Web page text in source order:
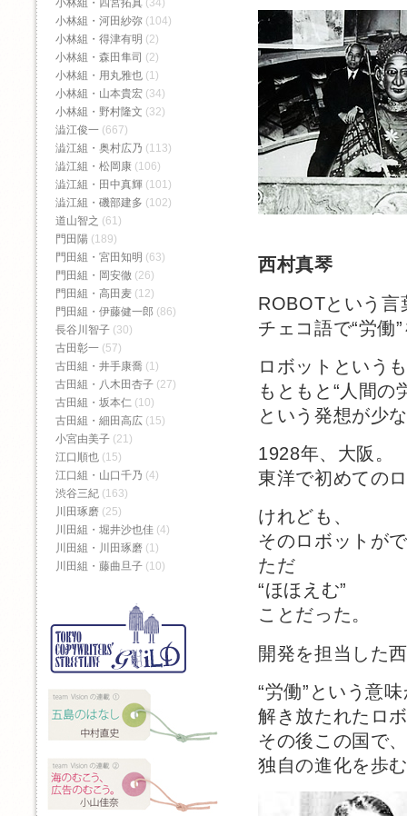
西村真琴
ROBOTという言
チェコ語で“労働
ロボットという
もともと“人間の
という発想が少
1928年、大阪。
東洋で初めての
けれども、
そのロボットが
ただ
“ほほえむ”
ことだった。
開発を担当した
“労働”という意
解き放たれたロ
その後この国で
独自の進化を歩
小林組・四宮拓真 (34)
小林組・河田紗弥 (104)
小林組・得津有明 (2)
小林組・森田隼司 (2)
小林組・用丸雅也 (1)
小林組・山本貴宏 (34)
小林組・野村隆文 (32)
澁江俊一 (667)
澁江組・奥村広乃 (113)
澁江組・松岡康 (106)
澁江組・田中真輝 (101)
澁江組・磯部建多 (102)
道山智之 (61)
門田陽 (189)
門田組・宮田知明 (63)
門田組・岡安徹 (26)
門田組・高田麦 (12)
門田組・伊藤健一郎 (86)
長谷川智子 (30)
古田彰一 (57)
古田組・井手康喬 (1)
古田組・八木田杏子 (27)
古田組・坂本仁 (10)
古田組・細田高広 (15)
小宮由美子 (21)
江口順也 (15)
江口組・山口千乃 (4)
渋谷三紀 (163)
川田琢磨 (25)
川田組・堀井沙也佳 (4)
川田組・川田琢磨 (1)
川田組・藤曲旦子 (10)